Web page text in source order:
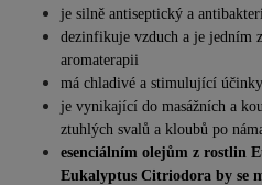
je silně antiseptický a
dezinfikuje vzduch a je jedním
aromaterapii
má chladivé a stimulující účinky
je vynikající do masážních a
ztuhlých svalů a kloubů po
esenciálním olejům z rostlin
Eukalyptus Citriodora by se